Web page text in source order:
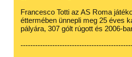
Francesco Totti az AS Roma
éttermében ünnepli meg 25 éves
pályára, 307 gólt rúgott és 2006-